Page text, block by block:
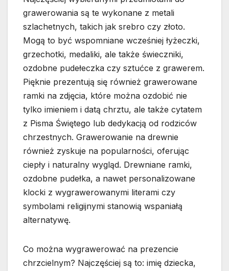
grawerowania są te wykonane z metali
szlachetnych, takich jak srebro czy złoto.
Mogą to być wspomniane wcześniej łyżeczki,
grzechotki, medaliki, ale także świeczniki,
ozdobne pudełeczka czy sztućce z grawerem.
Pięknie prezentują się również grawerowane
ramki na zdjęcia, które można ozdobić nie
tylko imieniem i datą chrztu, ale także cytatem
z Pisma Świętego lub dedykacją od rodziców
chrzestnych. Grawerowanie na drewnie
również zyskuje na popularności, oferując
ciepły i naturalny wygląd. Drewniane ramki,
ozdobne pudełka, a nawet personalizowane
klocki z wygrawerowanymi literami czy
symbolami religijnymi stanowią wspaniałą
alternatywę.
Co można wygrawerować na prezencie
chrzcielnym? Najczęściej są to: imię dziecka,